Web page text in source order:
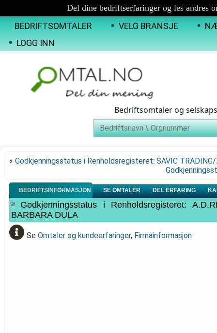
Del dine bedriftserfaringer og les andres
BEDRIFTSOMTALER VELG BRANSJE
LOGG INN
Bedriftsomtaler og
« Godkjenningsstatus i Renholdsregisteret: SAVIC
BEDRIFTSINFORMASJON SE OMTALER DEL ERFARING
Godkjenningsstatus i Renholdsregisteret:
BARBARA DULA
Se Omtaler og kundeerfaringer, Firmainformasjon